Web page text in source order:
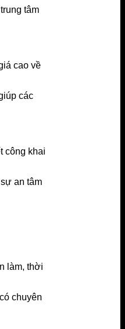
tâm
cao về
các
công khai
an tâm
làm, thời
chuyên